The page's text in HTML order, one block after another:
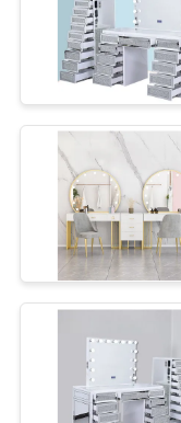
FALE
CONOSCO
NOTÍCIAS
TODOS
CASOS
Casa